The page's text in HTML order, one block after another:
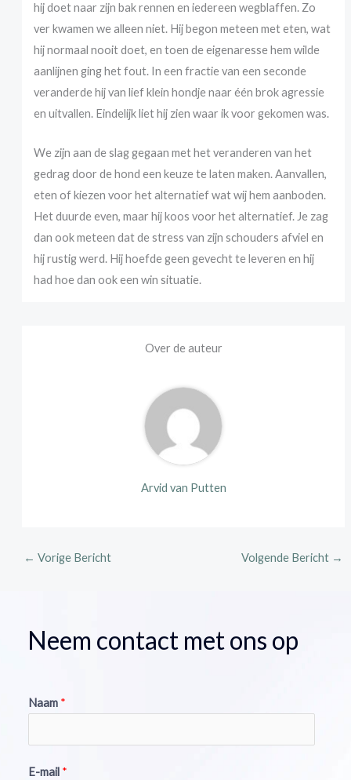
hij doet naar zijn bak rennen en iedereen wegblaffen. Zo
ver kwamen we alleen niet. Hij begon meteen met eten, wat
hij normaal nooit doet, en toen de eigenaresse hem wilde
aanlijnen ging het fout. In een fractie van een seconde
veranderde hij van lief klein hondje naar één brok agressie
en uitvallen. Eindelijk liet hij zien waar ik voor gekomen was.
We zijn aan de slag gegaan met het veranderen van het
gedrag door de hond een keuze te laten maken. Aanvallen,
eten of kiezen voor het alternatief wat wij hem aanboden.
Het duurde even, maar hij koos voor het alternatief. Je zag
dan ook meteen dat de stress van zijn schouders afviel en
hij rustig werd. Hij hoefde geen gevecht te leveren en hij
had hoe dan ook een win situatie.
Over de auteur
Arvid van Putten
← Vorige Bericht Volgende Bericht →
Neem contact met ons op
Naam *
E-mail *